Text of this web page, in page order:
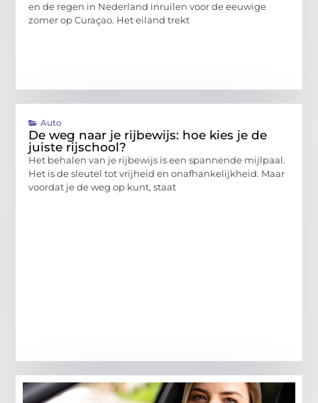
en de regen in Nederland inruilen voor de eeuwige
zomer op Curaçao. Het eiland trekt
Auto
De weg naar je rijbewijs: hoe kies je de
juiste rijschool?
Het behalen van je rijbewijs is een spannende mijlpaal.
Het is de sleutel tot vrijheid en onafhankelijkheid. Maar
voordat je de weg op kunt, staat